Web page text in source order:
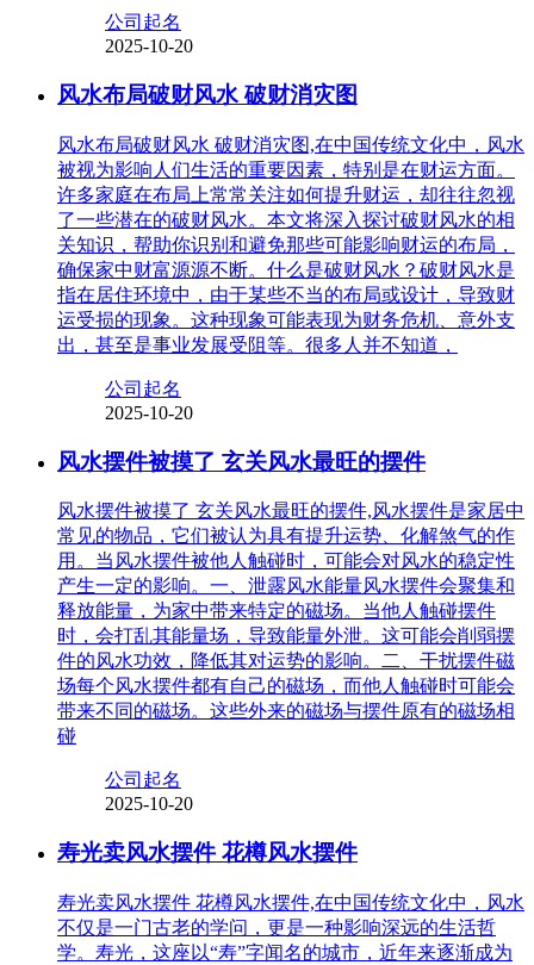
公司起名
2025-10-20
风水布局破财风水 破财消灾图
风水布局破财风水 破财消灾图,在中国传统文化中，风水
被视为影响人们生活的重要因素，特别是在财运方面。
许多家庭在布局上常常关注如何提升财运，却往往忽视
了一些潜在的破财风水。本文将深入探讨破财风水的相
关知识，帮助你识别和避免那些可能影响财运的布局，
确保家中财富源源不断。什么是破财风水？破财风水是
指在居住环境中，由于某些不当的布局或设计，导致财
运受损的现象。这种现象可能表现为财务危机、意外支
出，甚至是事业发展受阻等。很多人并不知道，
公司起名
2025-10-20
风水摆件被摸了 玄关风水最旺的摆件
风水摆件被摸了 玄关风水最旺的摆件,风水摆件是家居中
常见的物品，它们被认为具有提升运势、化解煞气的作
用。当风水摆件被他人触碰时，可能会对风水的稳定性
产生一定的影响。一、泄露风水能量风水摆件会聚集和
释放能量，为家中带来特定的磁场。当他人触碰摆件
时，会打乱其能量场，导致能量外泄。这可能会削弱摆
件的风水功效，降低其对运势的影响。二、干扰摆件磁
场每个风水摆件都有自己的磁场，而他人触碰时可能会
带来不同的磁场。这些外来的磁场与摆件原有的磁场相
碰
公司起名
2025-10-20
寿光卖风水摆件 花樽风水摆件
寿光卖风水摆件 花樽风水摆件,在中国传统文化中，风水
不仅是一门古老的学问，更是一种影响深远的生活哲
学。寿光，这座以“寿”字闻名的城市，近年来逐渐成为